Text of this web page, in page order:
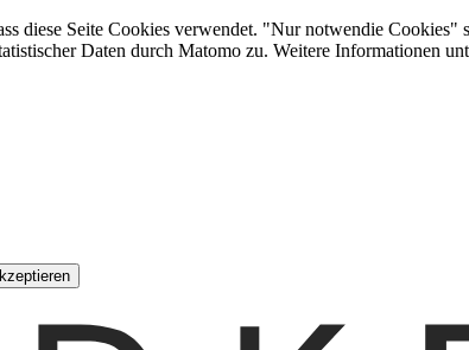
diese Seite Cookies verwendet. "Nur notwendie
Daten durch Matomo zu. Weitere Informationen